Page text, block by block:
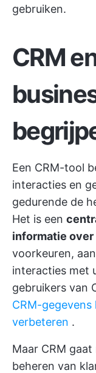
gebruiken.
CRM
Een CRM-tool
interacties en
gedurende de
Het is een
informatie
voorkeuren,
interacties met
gebruikers van
CRM-
verbeteren .
Maar CRM
beheren van